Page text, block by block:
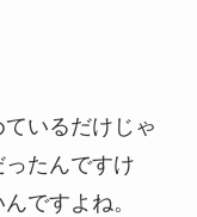
いるだけじゃ
たんですけ
ですよね。